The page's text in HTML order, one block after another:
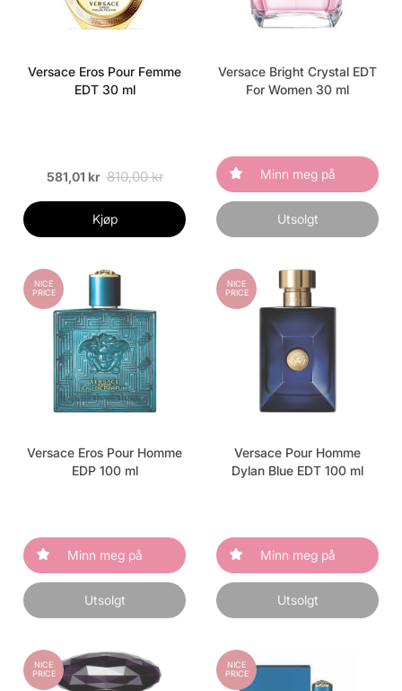
Versace Eros Pour Femme
EDT 30 ml
581,01 kr 810,00 kr
Kjøp
Versace Bright Crystal EDT
For Women 30 ml
Minn meg på
Utsolgt
NICE
PRICE
Versace Eros Pour Homme
EDP 100 ml
Minn meg på
Utsolgt
NICE
PRICE
Versace Pour Homme
Dylan Blue EDT 100 ml
Minn meg på
Utsolgt
NICE
PRICE
NICE
PRICE